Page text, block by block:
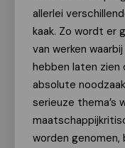
allerlei
kaak. Zo wordt er
van werken
hebben laten zien
absolute
serieuze thema’s
worden